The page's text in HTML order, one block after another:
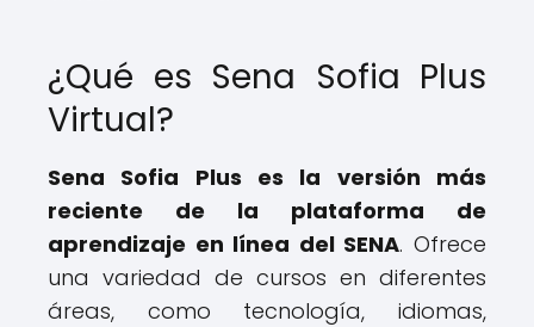
¿Qué es Sena Sofia Plus
Virtual?
Sena Sofia Plus es la versión más
reciente de la plataforma de
aprendizaje en línea del SENA. Ofrece
una variedad de cursos en diferentes
áreas, como tecnología, idiomas,